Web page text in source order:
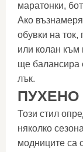
маратонки,
Ако
обувки на
или колан към
ще балансира
лък.
ПУХЕНО
Този стил
няколко
модниците са